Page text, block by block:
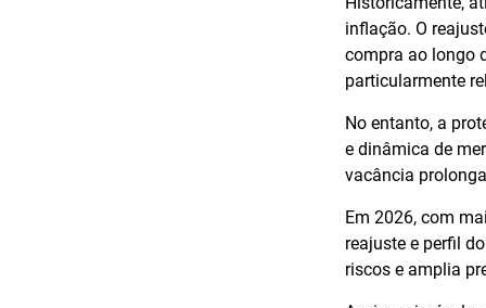
inflação. O
compra ao longo
particularmente
No entanto, a
e dinâmica de
vacância
Em 2026, com
reajuste e perfil
riscos e amplia